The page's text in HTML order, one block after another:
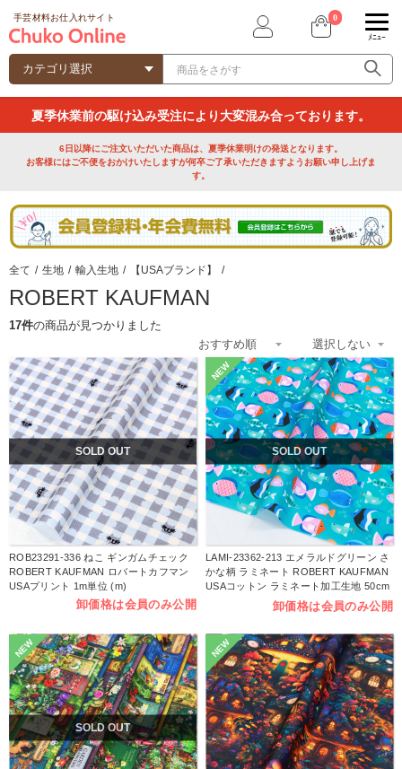
手芸材料お仕入れサイト 0
ﾒﾆｭｰ
夏季休業前の駆け込み受注により大変混み合っております。
6日以降にご注文いただいた商品は、夏季休業明けの発送となります。
お客様にはご不便をおかけいたしますが何卒ご了承いただきますようお願い申し上げま
す。
全て / 生地 / 輸入生地 / 【USAブランド】 /
ROBERT KAUFMAN
17件の商品が見つかりました
SOLD OUT
ROB23291-336 ねこ ギンガムチェック
ROBERT KAUFMAN ロバートカフマン
USAプリント 1m単位 (m)
卸価格は会員のみ公開
NEW
SOLD OUT
LAMI-23362-213 エメラルドグリーン さ
かな柄 ラミネート ROBERT KAUFMAN
USAコットン ラミネート加工生地 50cm
卸価格は会員のみ公開
NEW
SOLD OUT
NEW